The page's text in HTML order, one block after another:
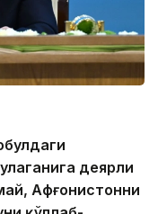
деярли
Афғонистонни